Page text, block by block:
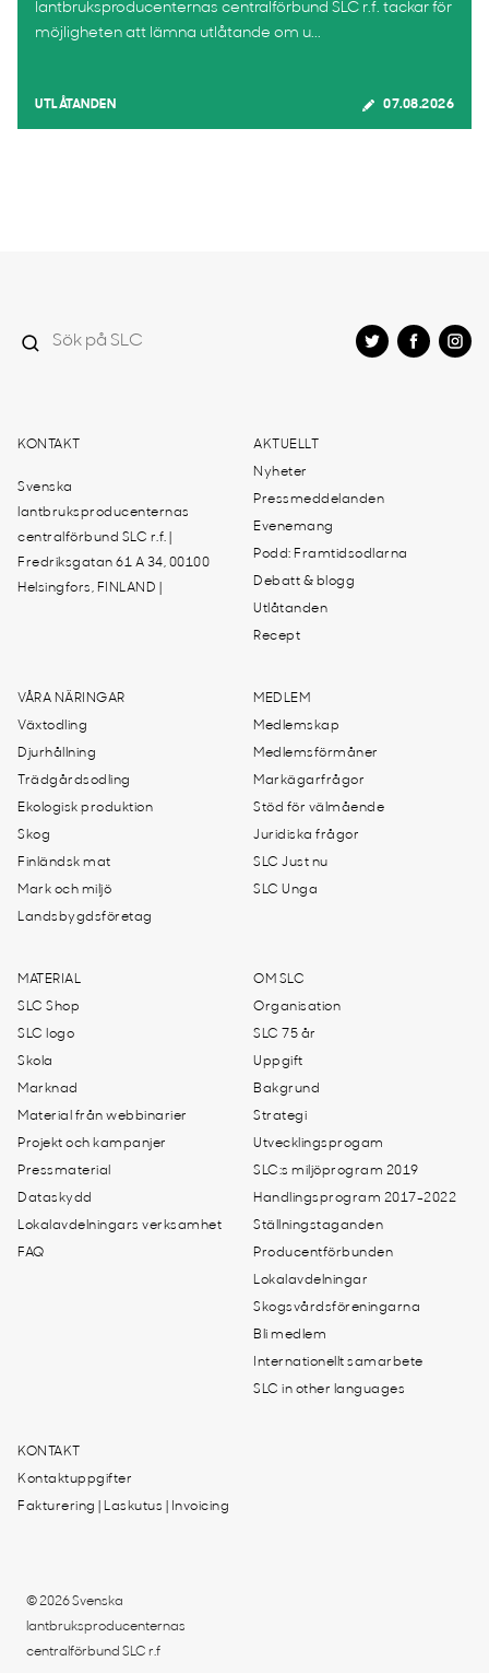
lantbruksproducenternas centralförbund SLC r.f. tackar för
möjligheten att lämna utlåtande om u...
UTLÅTANDEN 07.08.2026
KONTAKT
Svenska
lantbruksproducenternas
centralförbund SLC r.f. |
Fredriksgatan 61 A 34, 00100
Helsingfors, FINLAND |
AKTUELLT
Nyheter
Pressmeddelanden
Evenemang
Podd: Framtidsodlarna
Debatt & blogg
Utlåtanden
Recept
VÅRA NÄRINGAR
Växtodling
Djurhållning
Trädgårdsodling
Ekologisk produktion
Skog
Finländsk mat
Mark och miljö
Landsbygdsföretag
MEDLEM
Medlemskap
Medlemsförmåner
Markägarfrågor
Stöd för välmående
Juridiska frågor
SLC Just nu
SLC Unga
MATERIAL
SLC Shop
SLC logo
Skola
Marknad
Material från webbinarier
Projekt och kampanjer
Pressmaterial
Dataskydd
Lokalavdelningars verksamhet
FAQ
OM SLC
Organisation
SLC 75 år
Uppgift
Bakgrund
Strategi
Utvecklingsprogam
SLC:s miljöprogram 2019
Handlingsprogram 2017-2022
Ställningstaganden
Producentförbunden
Lokalavdelningar
Skogsvårdsföreningarna
Bli medlem
Internationellt samarbete
SLC in other languages
KONTAKT
Kontaktuppgifter
Fakturering | Laskutus | Invoicing
© 2026 Svenska
lantbruksproducenternas
centralförbund SLC r.f